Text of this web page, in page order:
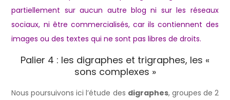
partiellement sur aucun autre blog ni sur les réseaux
sociaux, ni être commercialisés, car ils contiennent des
images ou des textes qui ne sont pas libres de droits.
Palier 4 : les digraphes et trigraphes, les «
sons complexes »
Nous poursuivons ici l’étude des digraphes, groupes de 2